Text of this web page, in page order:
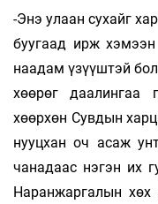
-Энэ улаан сухайг
буугаад ирж
наадам үзүүштэй
хөөрөг даалингаа
хөөрхөн Сувдын
нууцхан оч асаж
чанадаас нэгэн их
Наранжаргалын хөх